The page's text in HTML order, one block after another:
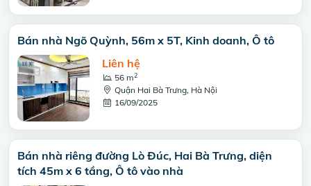
Bán nhà Ngõ Quỳnh, 56m x 5T, Kinh doanh, Ô tô
Liên hệ
56 m2
Quận Hai Bà Trưng, Hà Nội
16/09/2025
Bán nhà riêng đường Lò Đúc, Hai Bà Trưng, diện
tích 45m x 6 tầng, Ô tô vào nhà